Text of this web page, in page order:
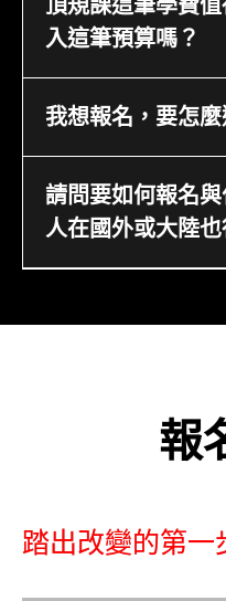
頂規課這筆學費
入這筆預算嗎？
我想報名，要怎
請問要如何報名
人在國外或大陸也
報
踏出改變的第一